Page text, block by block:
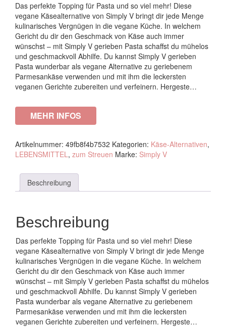
Das perfekte Topping für Pasta und so viel mehr! Diese
vegane Käsealternative von Simply V bringt dir jede Menge
kulinarisches Vergnügen in die vegane Küche. In welchem
Gericht du dir den Geschmack von Käse auch immer
wünschst – mit Simply V gerieben Pasta schaffst du mühelos
und geschmackvoll Abhilfe. Du kannst Simply V gerieben
Pasta wunderbar als vegane Alternative zu geriebenem
Parmesankäse verwenden und mit ihm die leckersten
veganen Gerichte zubereiten und verfeinern. Hergeste…
MEHR INFOS
Artikelnummer: 49fb8f4b7532 Kategorien: Käse-Alternativen,
LEBENSMITTEL, zum Streuen Marke: Simply V
Beschreibung
Beschreibung
Das perfekte Topping für Pasta und so viel mehr! Diese
vegane Käsealternative von Simply V bringt dir jede Menge
kulinarisches Vergnügen in die vegane Küche. In welchem
Gericht du dir den Geschmack von Käse auch immer
wünschst – mit Simply V gerieben Pasta schaffst du mühelos
und geschmackvoll Abhilfe. Du kannst Simply V gerieben
Pasta wunderbar als vegane Alternative zu geriebenem
Parmesankäse verwenden und mit ihm die leckersten
veganen Gerichte zubereiten und verfeinern. Hergeste…